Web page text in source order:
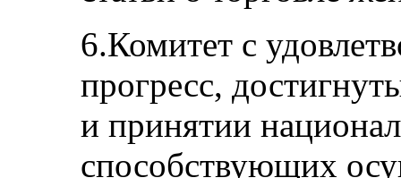
6.Комитет с
прогресс,
и принятии
способствующих